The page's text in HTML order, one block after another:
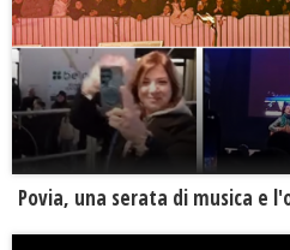
Povia, una serata di musica e